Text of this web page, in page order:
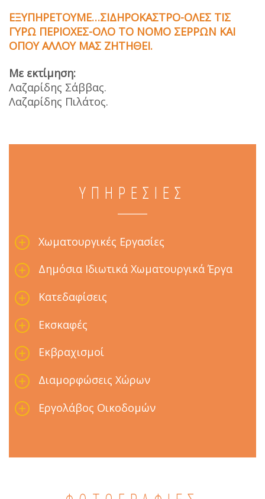
ΕΞΥΠΗΡΕΤΟΥΜΕ…ΣΙΔΗΡΟΚΑΣΤΡΟ-ΟΛΕΣ ΤΙΣ
ΓΥΡΩ ΠΕΡΙΟΧΕΣ-ΟΛΟ ΤΟ ΝΟΜΟ ΣΕΡΡΩΝ ΚΑΙ
ΟΠΟΥ ΑΛΛΟΥ ΜΑΣ ΖΗΤΗΘΕΙ.
Με εκτίμηση:
Λαζαρίδης Σάββας.
Λαζαρίδης Πιλάτος.
ΥΠΗΡΕΣΙΕΣ
Χωματουργικές Εργασίες
Δημόσια Ιδιωτικά Χωματουργικά Έργα
Κατεδαφίσεις
Εκσκαφές
Εκβραχισμοί
Διαμορφώσεις Χώρων
Εργολάβος Οικοδομών